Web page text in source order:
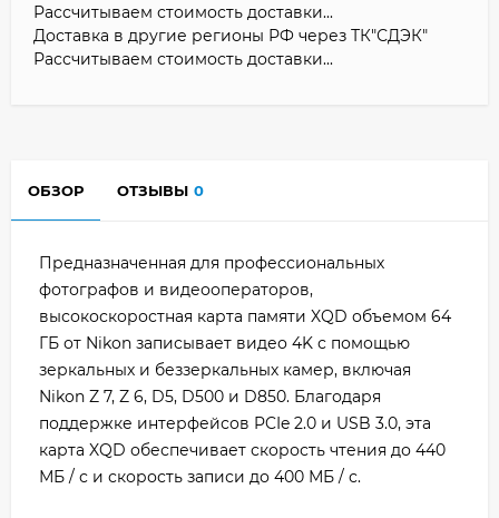
Рассчитываем стоимость доставки...
Доставка в другие регионы РФ через ТК"СДЭК"
Рассчитываем стоимость доставки...
ОБЗОР ОТЗЫВЫ 0
Предназначенная для профессиональных
фотографов и видеооператоров,
высокоскоростная карта памяти XQD объемом 64
ГБ от Nikon записывает видео 4K с помощью
зеркальных и беззеркальных камер, включая
Nikon Z 7, Z 6, D5, D500 и D850. Благодаря
поддержке интерфейсов PCIe 2.0 и USB 3.0, эта
карта XQD обеспечивает скорость чтения до 440
МБ / с и скорость записи до 400 МБ / с.